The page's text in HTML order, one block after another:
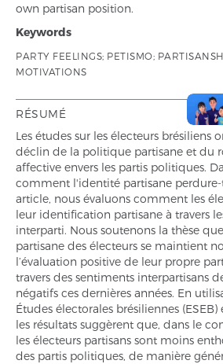
own partisan position.
Keywords
PARTY FEELINGS; PETISMO;
MOTIVATIONS
RÉSUMÉ
Les études sur les électeurs brésiliens
déclin de la politique partisane et du
affective envers les partis politiques.
comment l'identité partisane perdure-
article, nous évaluons comment les
leur identification partisane à travers
interparti. Nous soutenons la thèse
partisane des électeurs se maintient
l’évaluation positive de leur propre
travers des sentiments interpartisans
négatifs ces dernières années. En
Études électorales brésiliennes
les résultats suggèrent que, dans le
les électeurs partisans sont moins
des partis politiques, de manière